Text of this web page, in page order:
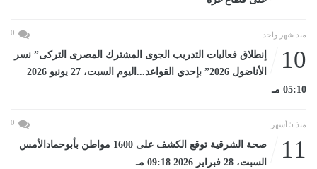
منذ شهر واحد 0
10
إنطلاق فعاليات التدريب الجوى المشترك المصرى التركى” نسر
الأناضول 2026” بإحدي القواعد...اليوم السبت، 27 يونيو 2026
05:10 مـ
منذ 5 أشهر 0
11
صحة الشرقية توقع الكشف على 1600 مواطن بأبوحمادالأمس
السبت، 28 فبراير 2026 09:18 مـ